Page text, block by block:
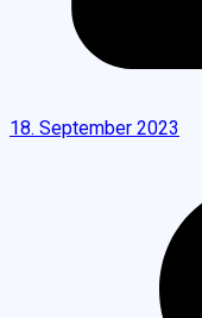
18. September 2023